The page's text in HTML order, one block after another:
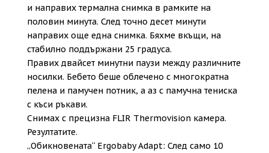
и направих термална снимка в рамките на
половин минута. След точно десет минути
направих още една снимка. Бяхме вкъщи, на
стабилно поддържани 25 градуса.
Правих двайсет минутни паузи между различните
носилки. Бебето беше облечено с многократна
пелена и памучен потник, а аз с памучна тениска
с къси ръкави.
Снимах с прецизна FLIR Thermovision камера.
Резултатите.
„Обикновената“ Ergobaby Adapt: След само 10